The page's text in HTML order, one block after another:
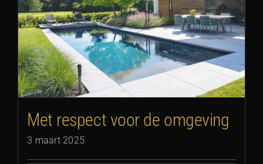
Met respect voor de omgeving
3 maart 2025